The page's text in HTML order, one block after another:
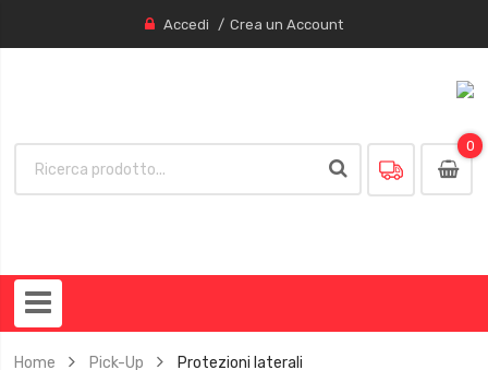
Accedi Crea un Account
0
0
Home Pick-Up Protezioni laterali